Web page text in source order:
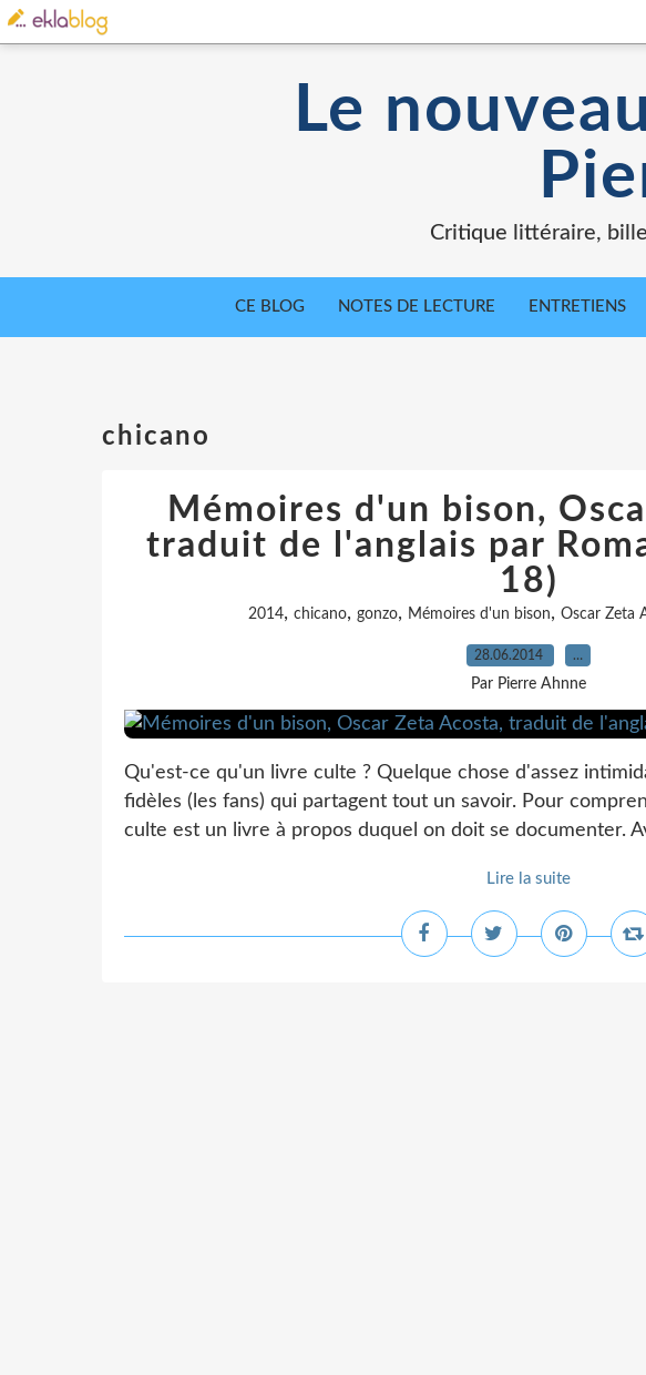
Le
Critique littéraire,
CE BLOG NOTES DE LECTURE ENTRETIENS
chicano
Mémoires d'un bison,
traduit de l'anglais par
18)
2014, chicano, gonzo, Mémoires d'un bison, Oscar Zeta
28.06.2014 …
Par Pierre Ahnne
Qu'est-ce qu'un livre culte ? Quelque chose d'assez
fidèles (les fans) qui partagent tout un savoir. Pour
culte est un livre à propos duquel on doit se documenter.
Lire la suite